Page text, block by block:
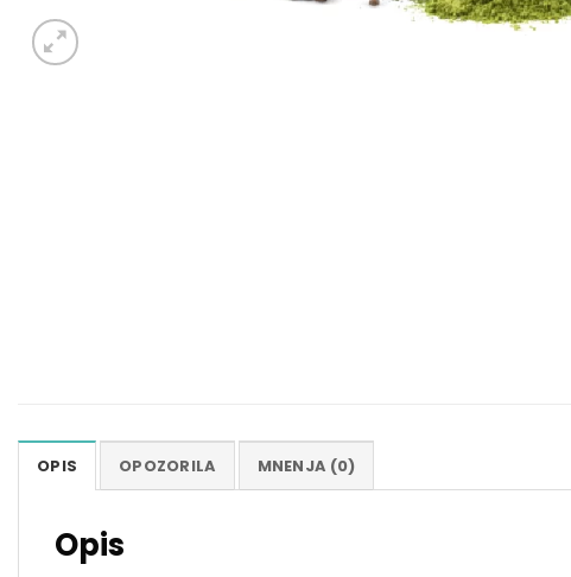
OPIS OPOZORILA MNENJA (0)
Opis